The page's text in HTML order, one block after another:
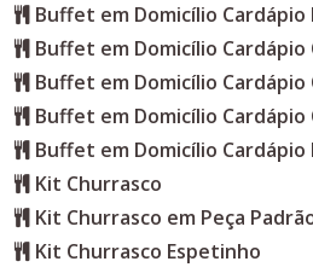
Buffet em Domicílio Cardápio
Buffet em Domicílio
Buffet em Domicílio Cardápio
Buffet em Domicílio Cardápio
Buffet em Domicílio Cardápio
Kit Churrasco
Kit Churrasco em Peça
Kit Churrasco Espetinho